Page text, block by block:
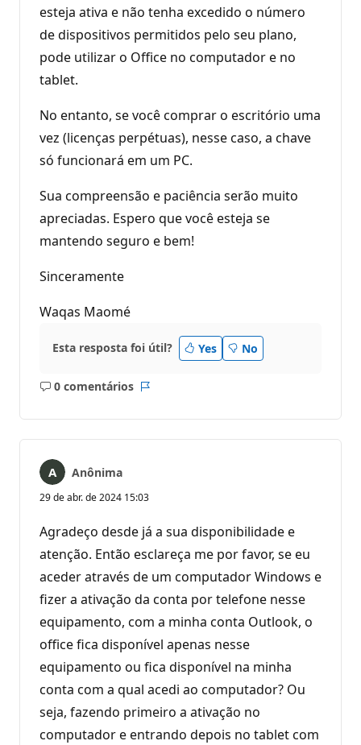
esteja ativa e não tenha excedido o número
de dispositivos permitidos pelo seu plano,
pode utilizar o Office no computador e no
tablet.
No entanto, se você comprar o escritório uma
vez (licenças perpétuas), nesse caso, a chave
só funcionará em um PC.
Sua compreensão e paciência serão muito
apreciadas. Espero que você esteja se
mantendo seguro e bem!
Sinceramente
Waqas Maomé
Esta resposta foi útil? Yes No
0 comentários
Sem
Anônima
29 de abr. de 2024 15:03
Agradeço desde já a sua disponibilidade e
atenção. Então esclareça me por favor, se eu
aceder através de um computador Windows e
fizer a ativação da conta por telefone nesse
equipamento, com a minha conta Outlook, o
office fica disponível apenas nesse
equipamento ou fica disponível na minha
conta com a qual acedi ao computador? Ou
seja, fazendo primeiro a ativação no
computador e entrando depois no tablet com